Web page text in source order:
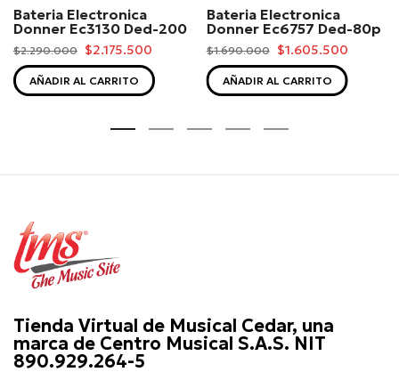
Bateria Electronica
Donner Ec3130 Ded-200
$2.290.000 $2.175.500
AÑADIR AL CARRITO
Bateria Electronica
Donner Ec6757 Ded-80p
$1.690.000 $1.605.500
AÑADIR AL CARRITO
Tienda Virtual de Musical Cedar, una
marca de Centro Musical S.A.S. NIT
890.929.264-5